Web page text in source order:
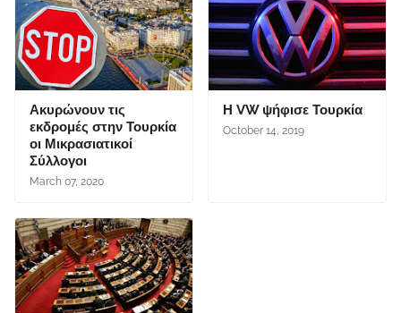
Ακυρώνουν τις
εκδρομές στην Τουρκία
οι Μικρασιατικοί
Σύλλογοι
March 07, 2020
Η VW ψήφισε Τουρκία
October 14, 2019